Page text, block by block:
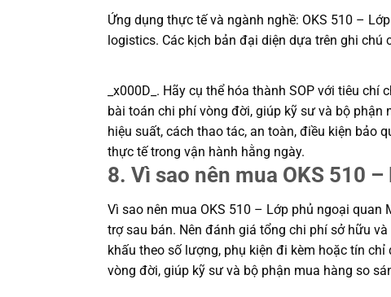
Ứng dụng thực tế và ngành nghề: OKS 510 –
logistics. Các kịch bản đại diện dựa trên ghi chú
_x000D_. Hãy cụ thể hóa thành SOP với tiêu
bài toán chi phí vòng đời, giúp kỹ sư và bộ
hiệu suất, cách thao tác, an toàn, điều kiện bảo
thực tế trong vận hành hằng ngày.
8. Vì sao nên mua OKS 510
Vì sao nên mua OKS 510 – Lớp phủ ngoại
trợ sau bán. Nên đánh giá tổng chi phí sở hữu
khấu theo số lượng, phụ kiện đi kèm hoặc tín
vòng đời, giúp kỹ sư và bộ phận mua hàng so